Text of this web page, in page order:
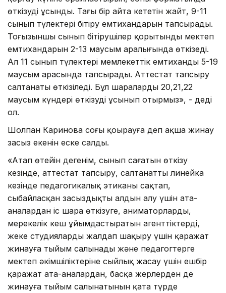
өткізуді ұсынды. Тағы бір айта кететін жайт, 9-11
сынып түлектері бітіру емтихандарын тапсырады.
Тоғызыншы сынып бітірушілер қорытынды мектеп
емтихандарын 2-13 маусым аралығында өткізеді.
Ал 11 сынып түлектері мемлекеттік емтиханды 5-19
маусым арасында тапсырады. Аттестат тапсыру
салтанаты өткізіледі. Бұл шараларды 20,21,22
маусым күндері өткізуді ұсынып отырмыз», - деді
ол.
Шолпан Каринова соңғы қоңырауға деп ақша жинау
заңсыз екенін еске салды.
«Атап өтейін дегенім, сынып сағатын өткізу
кезінде, аттестат тапсыру, салтанатты линейка
кезінде педагогикалық этиканы сақтап,
сыбайласқан заңсыздықтың алдын алу үшін ата-
аналардан іс шара өткізуге, аниматорларды,
мерекелік кеш ұйымдастыратын агенттіктерді,
жеке студияларды жалдап шақыру үшін қаражат
жинауға тыйым салынады және педагогтерге
мектеп әкімшіліктеріне сыйлық жасау үшін ешбір
қаражат ата-аналардан, басқа жерлерден де
жинауға тыйым салынатынын қатаң түрде